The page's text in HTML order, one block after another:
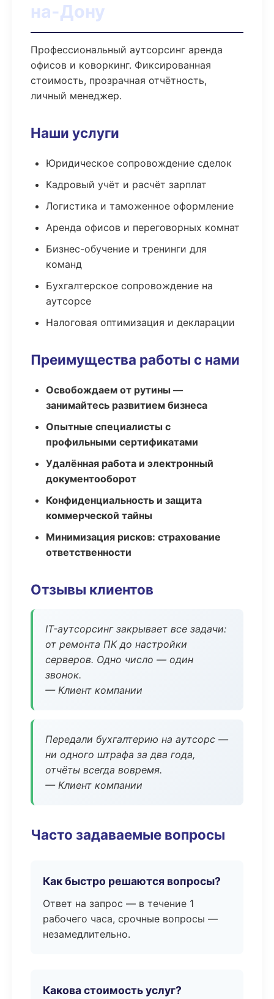
на-Дону
Профессиональный аутсорсинг аренда
офисов и коворкинг. Фиксированная
стоимость, прозрачная отчётность,
личный менеджер.
Наши услуги
Юридическое сопровождение сделок
Кадровый учёт и расчёт зарплат
Логистика и таможенное оформление
Аренда офисов и переговорных комнат
Бизнес-обучение и тренинги для
команд
Бухгалтерское сопровождение на
аутсорсе
Налоговая оптимизация и декларации
Преимущества работы с нами
Освобождаем от рутины —
занимайтесь развитием бизнеса
Опытные специалисты с
профильными сертификатами
Удалённая работа и электронный
документооборот
Конфиденциальность и защита
коммерческой тайны
Минимизация рисков: страхование
ответственности
Отзывы клиентов
IT-аутсорсинг закрывает все задачи:
от ремонта ПК до настройки
серверов. Одно число — один
звонок.
— Клиент компании
Передали бухгалтерию на аутсорс —
ни одного штрафа за два года,
отчёты всегда вовремя.
— Клиент компании
Часто задаваемые вопросы
Как быстро решаются вопросы?
Ответ на запрос — в течение 1
рабочего часа, срочные вопросы —
незамедлительно.
Какова стоимость услуг?